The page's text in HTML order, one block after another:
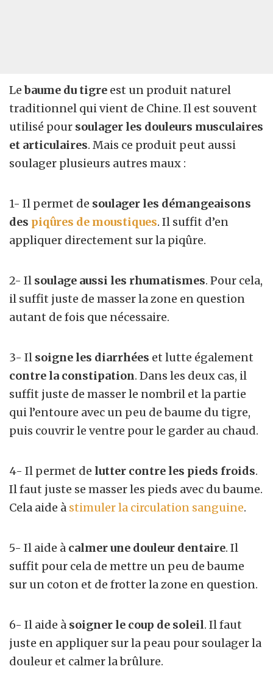
Lebaume du tigre est un produit naturel
traditionnel qui vient de Chine. Il est souvent
utilisé pour soulager les douleurs musculaires
et articulaires. Mais ce produit peut aussi
soulager plusieurs autres maux :
1- Il permet de soulager les démangeaisons
des piqûres de moustiques. Il suffit d’en
appliquer directement sur la piqûre.
2- Il soulage aussi les rhumatismes. Pour cela,
il suffit juste de masser la zone en question
autant de fois que nécessaire.
3- Il soigne les diarrhées et lutte également
contre la constipation. Dans les deux cas, il
suffit juste de masser le nombril et la partie
qui l’entoure avec un peu de baume du tigre,
puis couvrir le ventre pour le garder au chaud.
4- Il permet de lutter contre les pieds froids.
Il faut juste se masser les pieds avec du baume.
Cela aide à stimuler la circulation sanguine.
5- Il aide à calmer une douleur dentaire. Il
suffit pour cela de mettre un peu de baume
sur un coton et de frotter la zone en question.
6- Il aide à soigner le coup de soleil. Il faut
juste en appliquer sur la peau pour soulager la
douleur et calmer la brûlure.